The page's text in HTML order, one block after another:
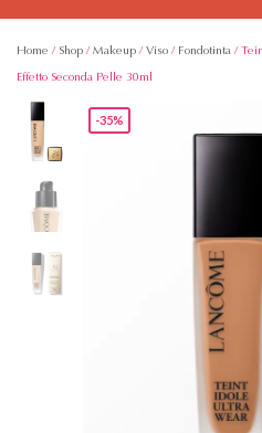
Home / Shop / Makeup / Viso / Fondotinta /
Effetto Seconda Pelle 30ml
-35%